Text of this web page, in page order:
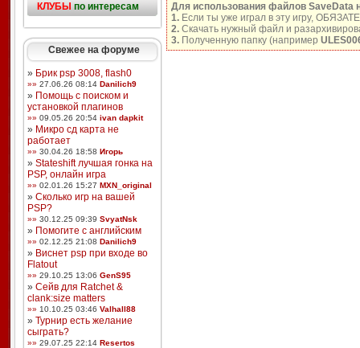
КЛУБЫ по интересам
Свежее на форуме
» Брик psp 3008, flash0
»» 27.06.26 08:14 Danilich9
» Помощь с поиском и
установкой плагинов
»» 09.05.26 20:54 ivan dapkit
» Микро сд карта не
работает
»» 30.04.26 18:58 Игорь
» Stateshift лучшая гонка на
PSP, онлайн игра
»» 02.01.26 15:27 MXN_original
» Сколько игр на вашей
PSP?
»» 30.12.25 09:39 SvyatNsk
» Помогите с английским
»» 02.12.25 21:08 Danilich9
» Виснет psp при входе во
Flatout
»» 29.10.25 13:06 GenS95
» Сейв для Ratchet &
clank:size matters
»» 10.10.25 03:46 Valhall88
» Турнир есть желание
сыграть?
»» 29.07.25 22:14 Resertos
Для использования файлов SaveData
1.Если ты уже играл в эту игру,
2.Скачать нужный файл и
3.Полученную папку (например